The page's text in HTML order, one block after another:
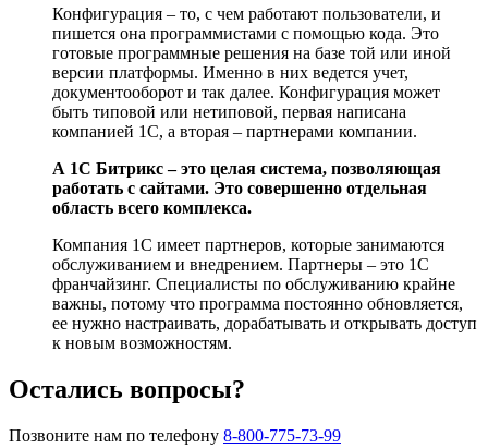
Конфигурация – то, с чем работают пользователи, и
пишется она программистами с помощью кода. Это
готовые программные решения на базе той или иной
версии платформы. Именно в них ведется учет,
документооборот и так далее. Конфигурация может
быть типовой или нетиповой, первая написана
компанией 1С, а вторая – партнерами компании.
А 1С Битрикс – это целая система, позволяющая
работать с сайтами. Это совершенно отдельная
область всего комплекса.
Компания 1С имеет партнеров, которые занимаются
обслуживанием и внедрением. Партнеры – это 1С
франчайзинг. Специалисты по обслуживанию крайне
важны, потому что программа постоянно обновляется,
ее нужно настраивать, дорабатывать и открывать доступ
к новым возможностям.
Остались вопросы?
Позвоните нам по телефону 8-800-775-73-99